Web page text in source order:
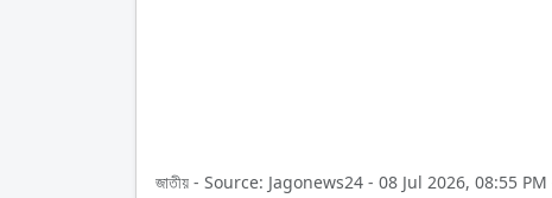
জাতীয় - Source: Jagonews24 - 08 Jul 2026, 08:55